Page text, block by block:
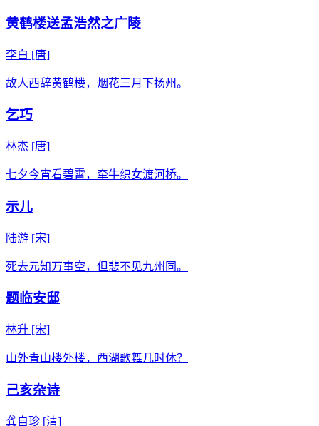
黄鹤楼送孟浩然之广陵
李白 [唐]
故人西辞黄鹤楼，烟花三月下扬州。
乞巧
林杰 [唐]
七夕今宵看碧霄，牵牛织女渡河桥。
示儿
陆游 [宋]
死去元知万事空，但悲不见九州同。
题临安邸
林升 [宋]
山外青山楼外楼，西湖歌舞几时休？
己亥杂诗
龚自珍 [清]